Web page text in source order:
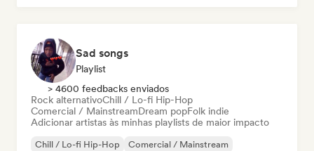
Sad songs
Playlist
> 4600 feedbacks enviados
Rock alternativoChill / Lo-fi Hip-Hop
Comercial / MainstreamDream popFolk indie
Adicionar artistas às minhas playlists de maior impacto
Chill / Lo-fi Hip-Hop
Comercial / Mainstream